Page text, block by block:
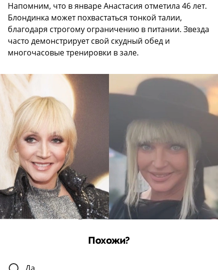
Напомним, что в январе Анастасия отметила 46 лет.
Блондинка может похвастаться тонкой талии,
благодаря строгому ограничению в питании. Звезда
часто демонстрирует свой скудный обед и
многочасовые тренировки в зале.
Похожи?